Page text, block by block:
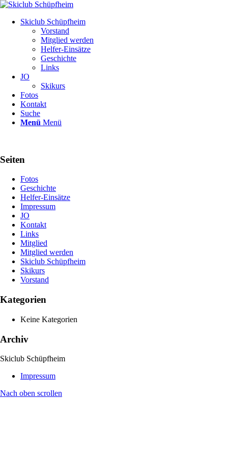
Skiclub Schüpfheim
Vorstand
Mitglied werden
Helfer-Einsätze
Geschichte
Links
JO
Skikurs
Fotos
Kontakt
Suche
Menü Menü
Seiten
Fotos
Geschichte
Helfer-Einsätze
Impressum
JO
Kontakt
Links
Mitglied
Mitglied werden
Skiclub Schüpfheim
Skikurs
Vorstand
Kategorien
Keine Kategorien
Archiv
Skiclub Schüpfheim
Impressum
Nach oben scrollen